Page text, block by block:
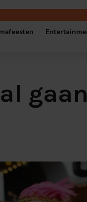
Halloween Party
Café in thema